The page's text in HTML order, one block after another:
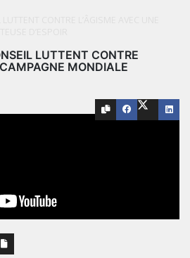
LUTTENT CONTRE
MONDIALE